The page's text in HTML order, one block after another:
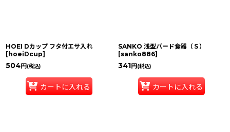
HOEI Dカップ フタ付エサ入れ
[ hoeiDcup]
504円 (税込)
カートに入れる
SANKO 浅型バード食器（Ｓ）
[sanko886]
341円 (税込)
カートに入れる